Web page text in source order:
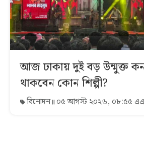
আজ ঢাকায় দুই বড় উন্মুক্ত
থাকবেন কোন শিল্পী?
বিনোদন ০৫ আগস্ট ২০২৬, ০৮:৫৫